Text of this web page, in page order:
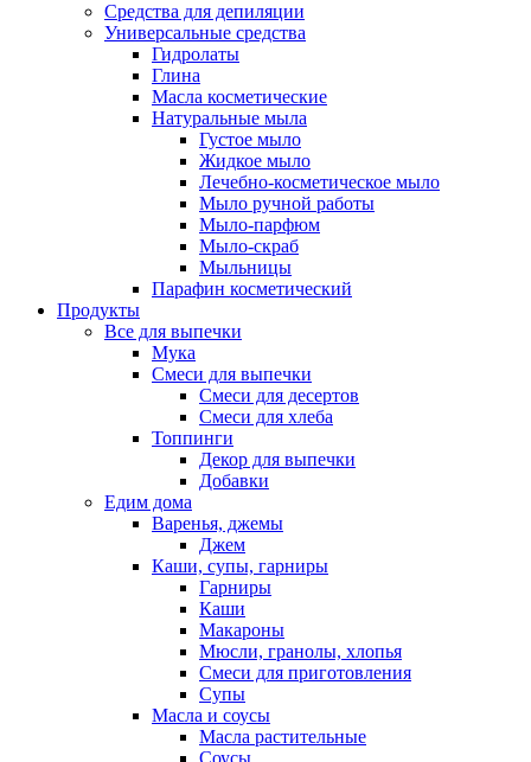
Средства для депиляции
Универсальные средства
Гидролаты
Глина
Масла косметические
Натуральные мыла
Густое мыло
Жидкое мыло
Лечебно-косметическое мыло
Мыло ручной работы
Мыло-парфюм
Мыло-скраб
Мыльницы
Парафин косметический
Продукты
Все для выпечки
Мука
Смеси для выпечки
Смеси для десертов
Смеси для хлеба
Топпинги
Декор для выпечки
Добавки
Едим дома
Варенья, джемы
Джем
Каши, супы, гарниры
Гарниры
Каши
Макароны
Мюсли, гранолы, хлопья
Смеси для приготовления
Супы
Масла и соусы
Масла растительные
Соусы